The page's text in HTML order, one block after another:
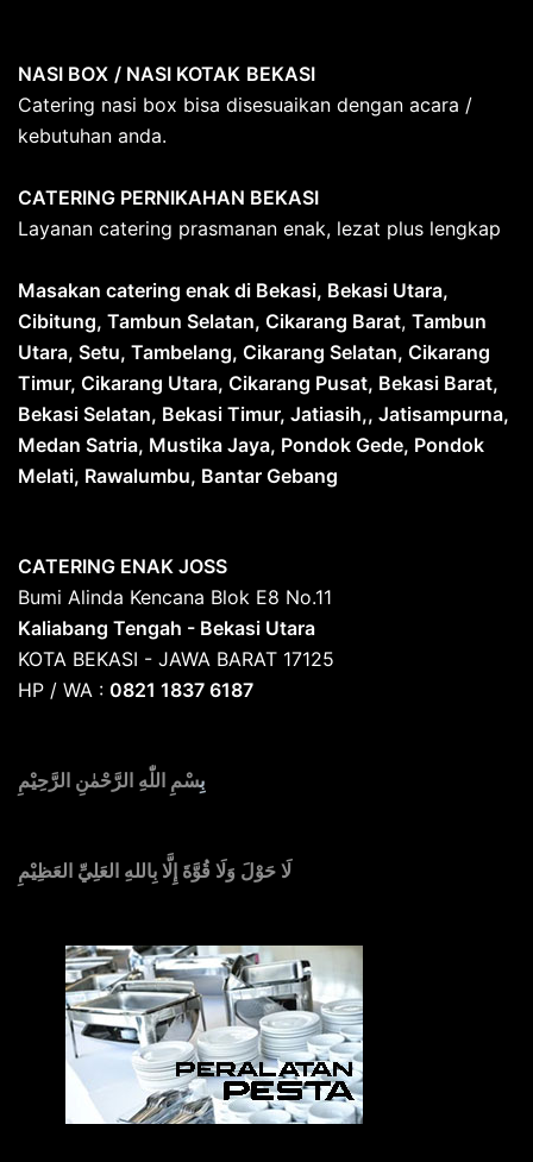
NASI BOX / NASI KOTAK BEKASI
Catering nasi box bisa disesuaikan dengan acara /
kebutuhan anda.
CATERING PERNIKAHAN BEKASI
Layanan catering prasmanan enak, lezat plus lengkap
Masakan catering enak di Bekasi, Bekasi Utara,
Cibitung, Tambun Selatan, Cikarang Barat, Tambun
Utara, Setu, Tambelang, Cikarang Selatan, Cikarang
Timur, Cikarang Utara, Cikarang Pusat, Bekasi Barat,
Bekasi Selatan, Bekasi Timur, Jatiasih,, Jatisampurna,
Medan Satria, Mustika Jaya, Pondok Gede, Pondok
Melati, Rawalumbu, Bantar Gebang
CATERING ENAK JOSS
Bumi Alinda Kencana Blok E8 No.11
Kaliabang Tengah - Bekasi Utara
KOTA BEKASI - JAWA BARAT 17125
HP / WA : 0821 1837 6187
بِسْمِ اللّٰهِ الرَّحْمٰنِ الرَّحِيْمِ
لَا حَوْلَ وَلَا قُوَّةَ إِلَّا بِاللهِ العَلِيِّ العَظِيْمِ